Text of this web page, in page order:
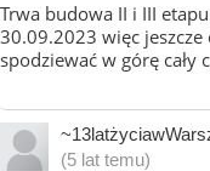
Trwa budowa II i III
30.09.2023 więc jeszcze
spodziewać w górę cały
(5 lat temu)